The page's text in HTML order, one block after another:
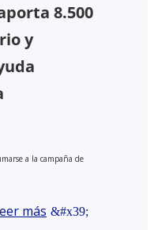
8.500
y
a la campaña de
más